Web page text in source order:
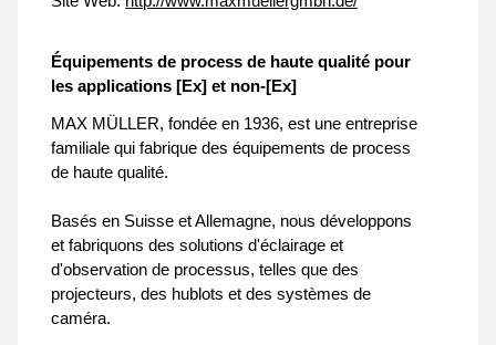
Équipements de process de haute qualité pour
les applications [Ex] et non-[Ex]
MAX MÜLLER, fondée en 1936, est une entreprise
familiale qui fabrique des équipements de process
de haute qualité.
Basés en Suisse et Allemagne, nous développons
et fabriquons des solutions d'éclairage et
d'observation de processus, telles que des
projecteurs, des hublots et des systèmes de
caméra.